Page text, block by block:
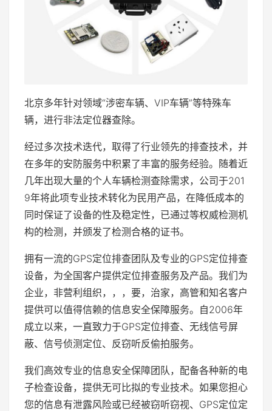
北京多年针对领域“涉密车辆、VIP车辆”等特殊车
辆，进行非法定位器查除。
经过多次技术迭代，取得了行业领先的排查技术，并
在多年的安防服务中积累了丰富的服务经验。随着近
几年出现大量的个人车辆检测查除需求，公司于201
9年将此项专业技术转化为民用产品，在降低成本的
同时保证了设备的性及稳定性，已通过等权威检测机
构的检测，并颁发了检测合格的证书。
拥有一流的GPS定位排查团队及专业的GPS定位排查
设备，为全国客户提供定位排查服务及产品。我们为
企业，非营利组织，，，要，治家，高管和知名客户
提供可以值得信赖的信息安全保障服务。自2006年
成立以来，一直致力于GPS定位排查、无线信号屏
蔽、信号侦测定位、反窃听反偷拍服务。
我们高效专业的信息安全保障团队，配备各种新的电
子检查设备，提供无可比拟的专业技术。如果您担心
您的信息有泄露风险或已经被窃听窃视、GPS定位定